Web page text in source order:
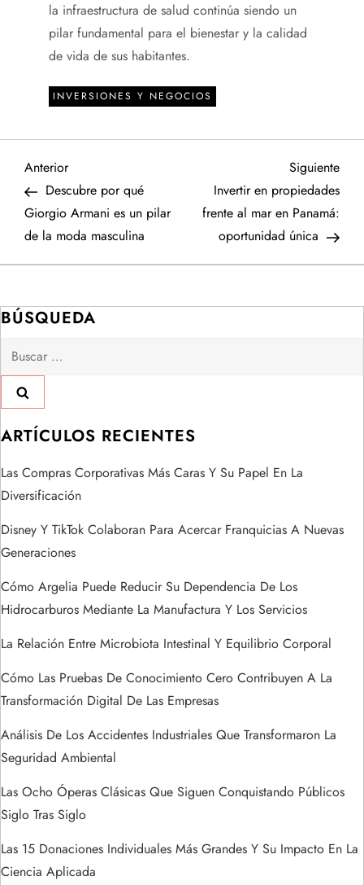
la infraestructura de salud continúa siendo un
pilar fundamental para el bienestar y la calidad
de vida de sus habitantes.
INVERSIONES Y NEGOCIOS
N
a
v
g
a
c
i
ó
n
d
e
e
n
t
r
a
d
a
Entrada
anterior
Anterior
Descubre por qué
Giorgio Armani es un pilar
de la moda masculina
Siguiente
Invertir en propiedades
frente al mar en Panamá:
oportunidad única
BÚSQUEDA
Buscar:
ARTÍCULOS RECIENTES
Las Compras Corporativas Más Caras Y Su Papel En La
Diversificación
Disney Y TikTok Colaboran Para Acercar Franquicias A Nuevas
Generaciones
Cómo Argelia Puede Reducir Su Dependencia De Los
Hidrocarburos Mediante La Manufactura Y Los Servicios
La Relación Entre Microbiota Intestinal Y Equilibrio Corporal
Cómo Las Pruebas De Conocimiento Cero Contribuyen A La
Transformación Digital De Las Empresas
Análisis De Los Accidentes Industriales Que Transformaron La
Seguridad Ambiental
Las Ocho Óperas Clásicas Que Siguen Conquistando Públicos
Siglo Tras Siglo
Las 15 Donaciones Individuales Más Grandes Y Su Impacto En La
Ciencia Aplicada